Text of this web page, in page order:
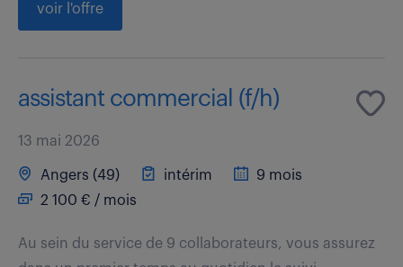
voir l'offre
assistant commercial (f/h)
13 mai 2026
Angers (49) intérim
9 mois
2 100 € / mois
Au sein du service de 9 collaborateurs, vous assurez